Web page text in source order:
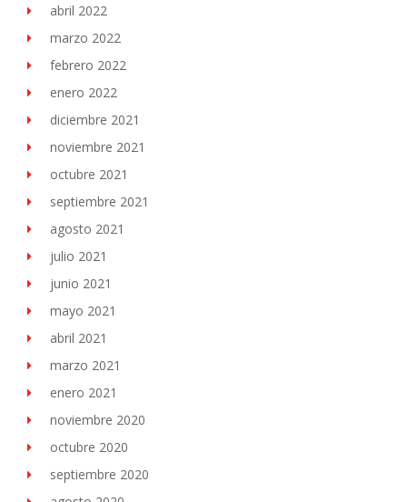
abril 2022
marzo 2022
febrero 2022
enero 2022
diciembre 2021
noviembre 2021
octubre 2021
septiembre 2021
agosto 2021
julio 2021
junio 2021
mayo 2021
abril 2021
marzo 2021
enero 2021
noviembre 2020
octubre 2020
septiembre 2020